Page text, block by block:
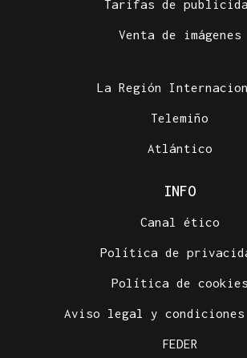
Tarifas de
Venta de imágenes
La Región
Telemiño
Atlántico
INFO
Canal ético
Política de
Política de cookies
Aviso legal y condiciones
FEDER